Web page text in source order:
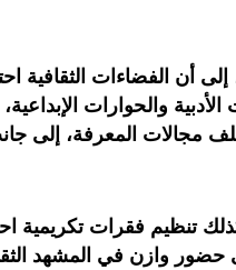
الأدبية والحوارات
مجالات المعرفة، إلى
تنظيم فقرات تكريمية
حضور وازن في المشهد